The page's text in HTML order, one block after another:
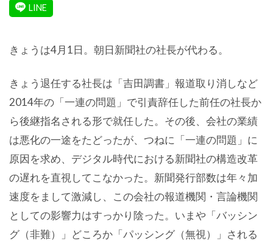
きょうは4月1日。朝日新聞社の社長が代わる。
きょう退任する社長は「吉田調書」報道取り消しなど
2014年の「一連の問題」で引責辞任した前任の社長か
ら後継指名される形で就任した。その後、会社の業績
は悪化の一途をたどったが、つねに「一連の問題」に
原因を求め、デジタル時代における新聞社の構造改革
の遅れを直視してこなかった。新聞発行部数は年々加
速度をまして激減し、この会社の報道機関・言論機関
としての影響力はすっかり陰った。いまや「バッシン
グ（非難）」どころか「パッシング（無視）」される